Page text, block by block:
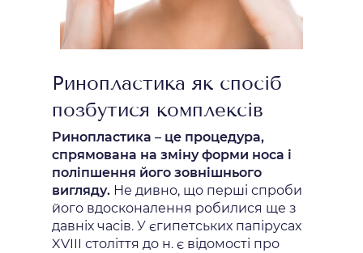
Ринопластика як спосіб
позбутися комплексів
Ринопластика – це процедура,
спрямована на зміну форми носа і
поліпшення його зовнішнього
вигляду. Не дивно, що перші спроби
його вдосконалення робилися ще з
давніх часів. У єгипетських папірусах
XVIII століття до н. є відомості про